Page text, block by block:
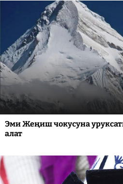
Эми Жеңиш чокусуна
алат